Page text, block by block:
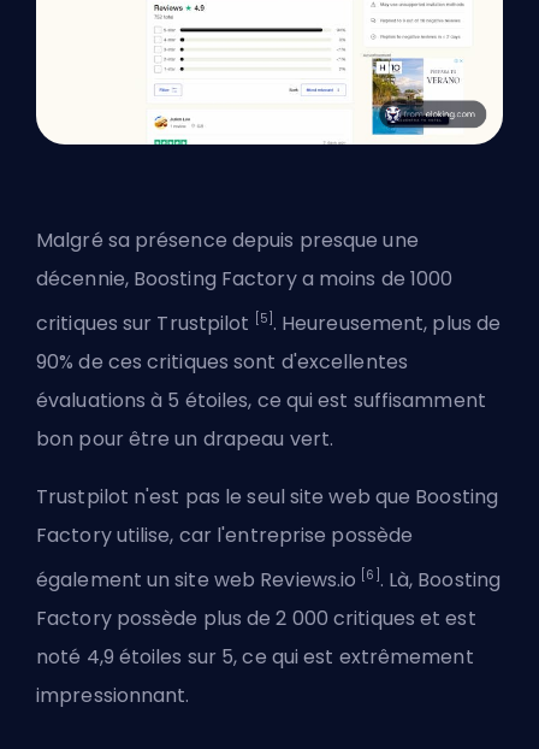
Malgré sa présence depuis presque une
décennie, Boosting Factory a moins de 1000
critiques sur Trustpilot [5] . Heureusement, plus de
90% de ces critiques sont d'excellentes
évaluations à 5 étoiles, ce qui est suffisamment
bon pour être un drapeau vert.
Trustpilot n'est pas le seul site web que Boosting
Factory utilise, car l'entreprise possède
également un site web Reviews.io
[6] . Là, Boosting
Factory possède plus de 2 000 critiques et est
noté 4,9 étoiles sur 5, ce qui est extrêmement
impressionnant.